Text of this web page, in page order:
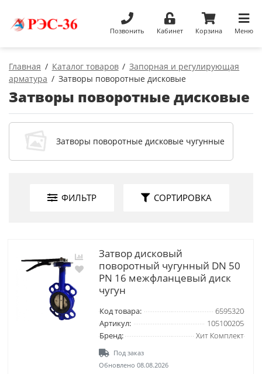
Позвонить Кабинет Корзина Меню
Главная Каталог товаров
Запорная и регулирующая
арматура
Затворы поворотные дисковые
Затворы поворотные дисковые
Затворы поворотные дисковые чугунные
ФИЛЬТР СОРТИРОВКА
Затвор дисковый
поворотный чугунный DN 50
PN 16 межфланцевый диск
чугун
Код товара:
6595320
Артикул:
105100205
Бренд:
Хит Комплект
Под заказ
Обновлено 08.08.2026